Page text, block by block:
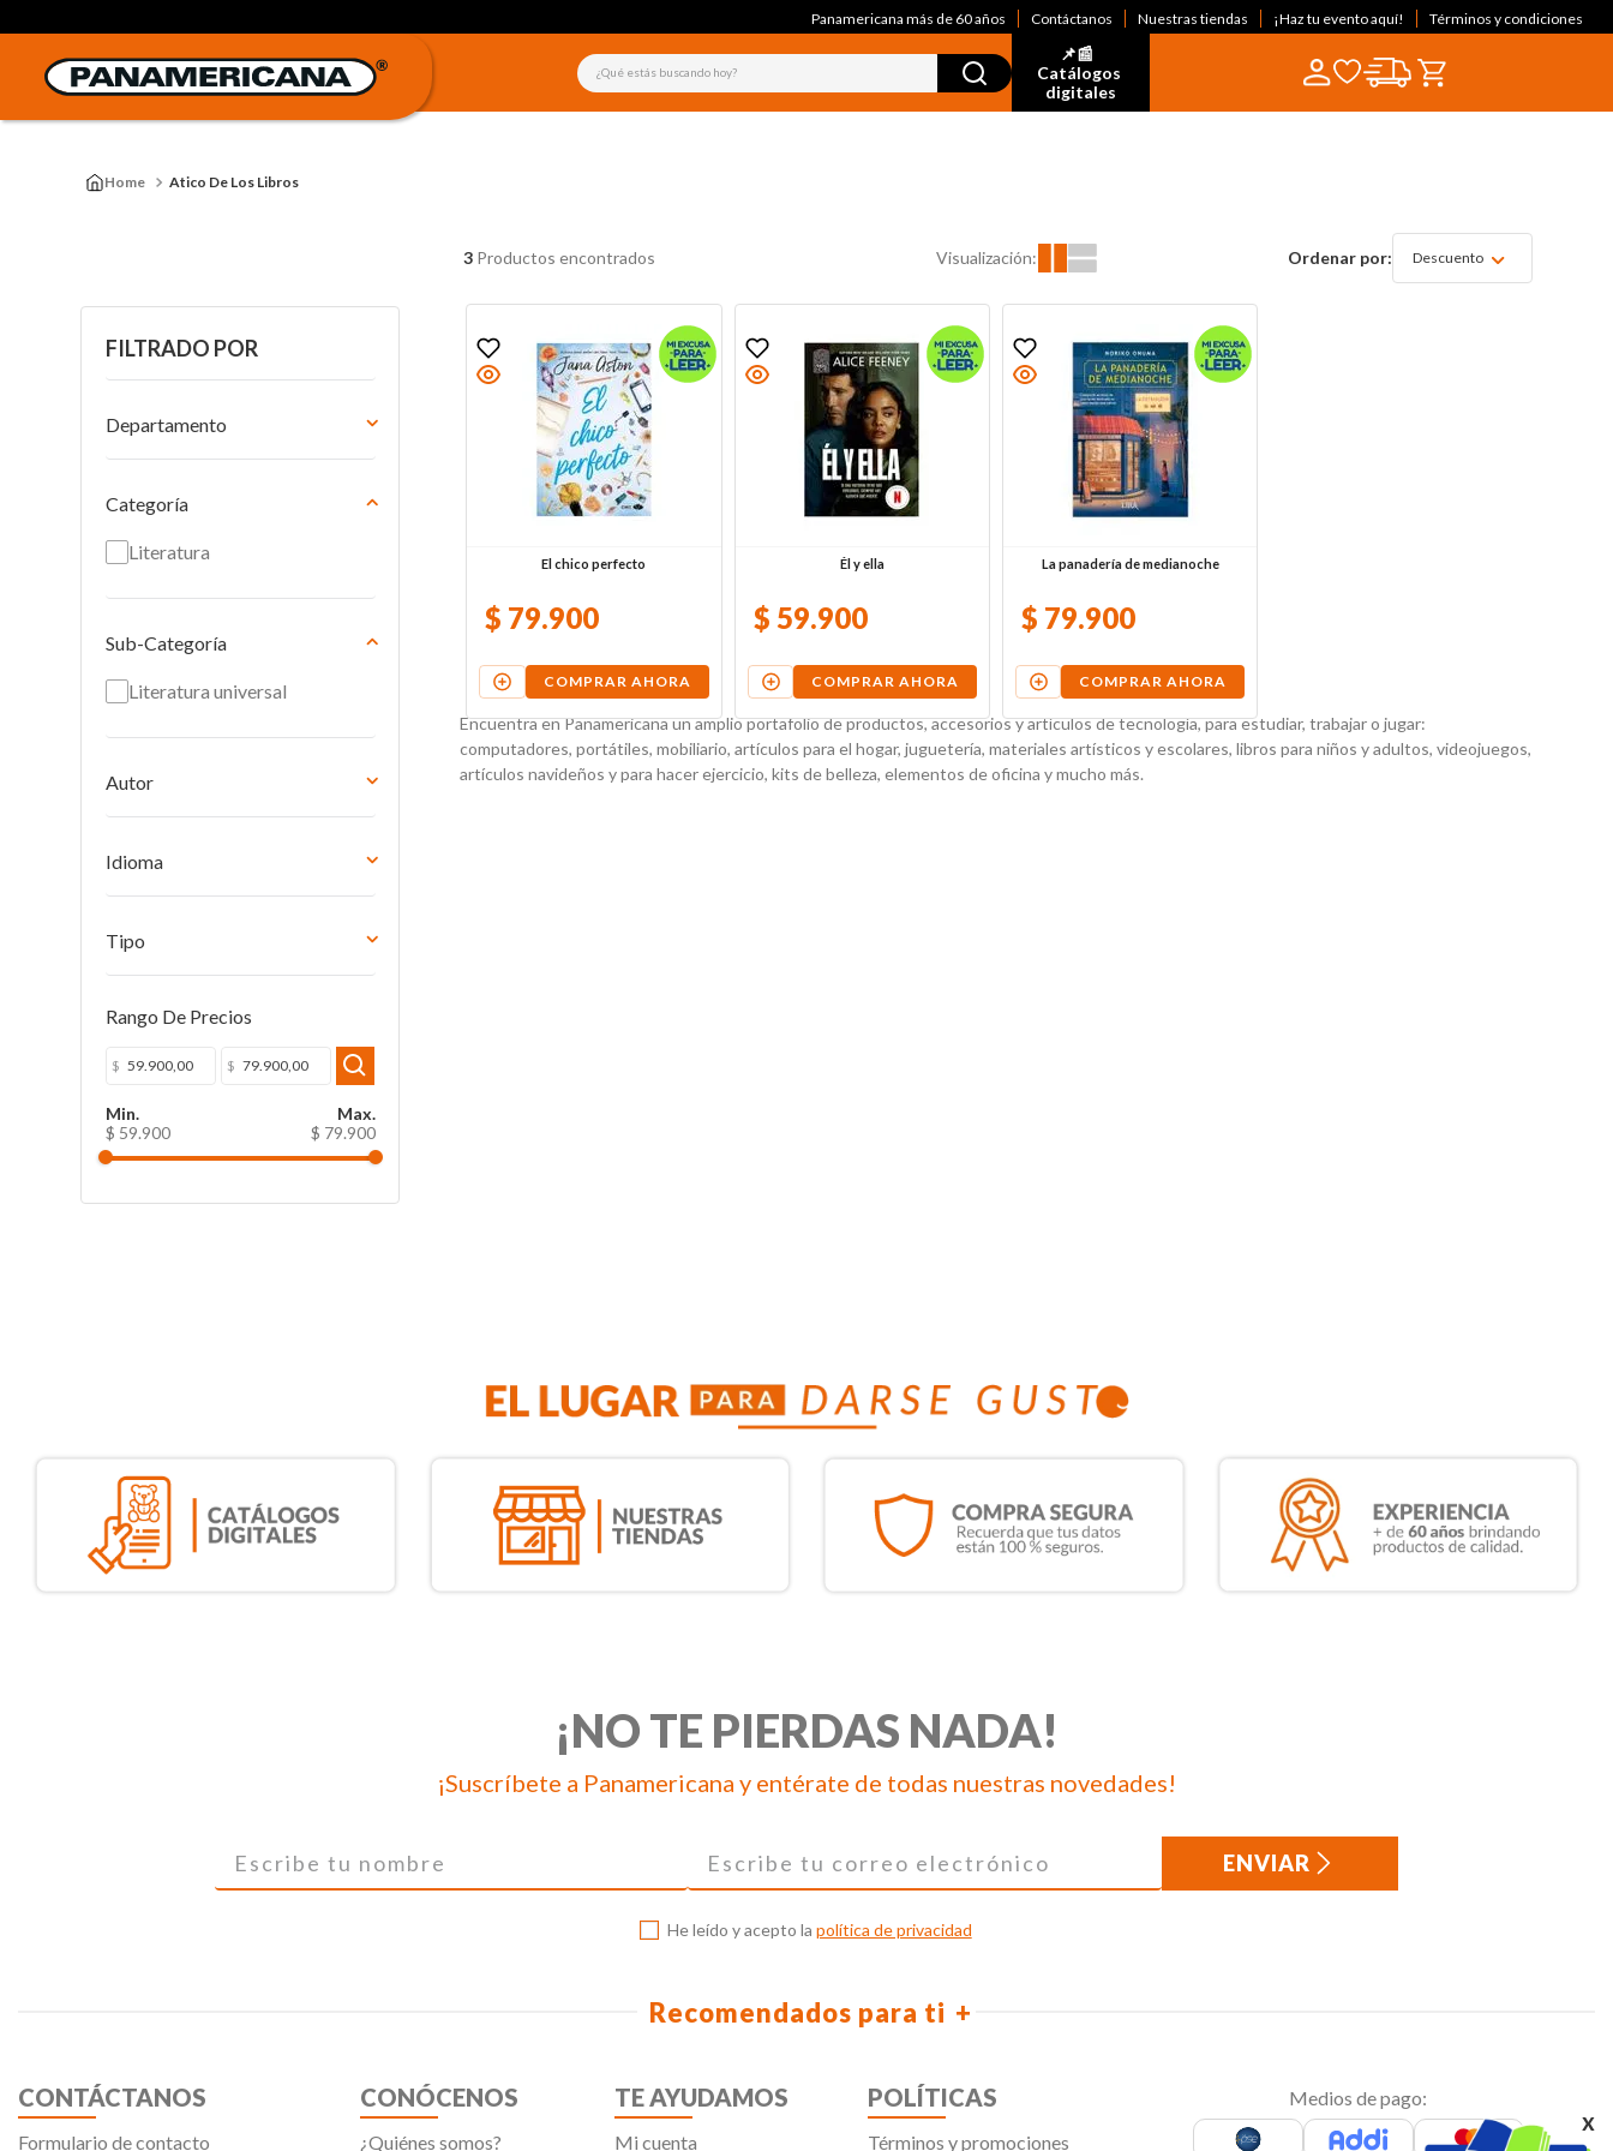
x
Panamericana más de 60 años Contáctanos Nuestras tiendas ¡Haz tu evento aquí! Términos y condiciones
¿Qué estás buscando hoy?
📌📰
Catálogos
digitales
Atico De Los Libros
3 Productos encontrados Visualización: Descuento
FILTRADO POR
Departamento
Categoría
Literatura
Sub-Categoría
Literatura universal
Autor
Jana Aston
Idioma
Tipo
Rango De Precios
$ $
$ 59.900 $ 79.900
El chico perfecto
$ 79.900
COMPRAR AHORA
Él y ella
$ 59.900
COMPRAR AHORA
La panadería de medianoche
$ 79.900
COMPRAR AHORA
Encuentra en Panamericana un amplio portafolio de productos, accesorios y artículos de tecnología, para estudiar, trabajar o jugar:
computadores, portátiles, mobiliario, artículos para el hogar, juguetería, materiales artísticos y escolares, libros para niños y adultos, videojuegos,
artículos navideños y para hacer ejercicio, kits de belleza, elementos de oficina y mucho más.
¡NO TE PIERDAS NADA!
¡Suscríbete a Panamericana y entérate de todas nuestras novedades!
ENVIAR
He leído y acepto la política de privacidad
Recomendados para ti
CONTÁCTANOS
Formulario de contacto
CONÓCENOS
¿Quiénes somos?
TE AYUDAMOS
Mi cuenta
POLÍTICAS
Términos y promociones
Medios de pago: